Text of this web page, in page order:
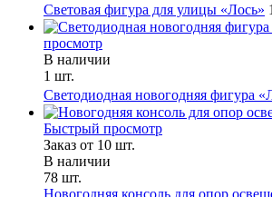
Световая фигура для улицы «Лось»
просмотр
В наличии
1 шт.
Светодиодная новогодняя фигура
Быстрый просмотр
Заказ от 10 шт.
В наличии
78 шт.
Новогодняя консоль для опор